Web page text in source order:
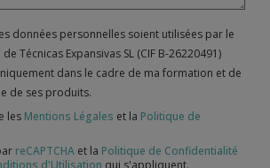
données personnelles soient utilisées par le
Técnicas Expansivas SL (CIF B-26220491)
dans le cadre de ma formation et de
de ses produits.
les Mentions Légales et la Politique de
reCAPTCHA et la Politique de Confidentialité
d'Utilisation qui s'appliquent.